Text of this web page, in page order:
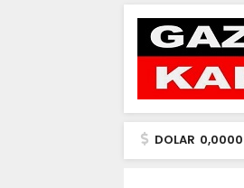
DOLAR 0,0000